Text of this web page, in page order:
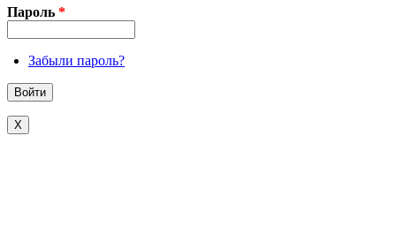
X
Пароль *
Забыли пароль?
X